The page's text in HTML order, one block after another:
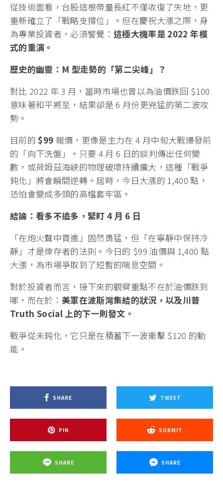
從技術面看，台股這根帶量長紅不僅收復了失地，更
重新確立了「戰略支撐位」。但在慶祝大漲之際，身
為專業投資者，必須警覺： 這極大機率是 2022 年模
式的重演。
歷史的幽靈：M 型走勢的「第二尖峰」？
對比 2022 年 3 月，當時市場也曾以為油價跌回 $100
意味著和平將至，結果卻是 6 月份更兇猛的第二波攻
勢。
目前的$99 報價，更像是主力在 4 月中旬大戰爆發前
的「向下洗盤」。只要 4 月 6 日的談判傳出任何變
數，或荷姆茲海峽的物理破壞持續擴大，這種「戰爭
鈍化」將會瞬間逆轉。屆時，今日大漲的 1,400 點，
恐怕會變成多頭的高檔套牢區。
結論：看多不追多，緊盯 4 月 6 日
「在炮火聲中買進」固然勇猛，但「在寧靜中保持冷
靜」才是倖存者的法則。今日的 $99 油價與 1,400 點
大漲，為市場爭取到了短暫的喘息空間。
對於投資者而言，接下來的觀察重點不在於油價跌到
哪，而在於：美軍在波斯灣集結的狀況，以及川普
Truth Social 上的下一則發文。
戰爭從未鈍化，它只是在積蓄下一波衝擊 $120 的動
能。
SHARE TWEET
PIN SUBMIT
SHARE SHARE